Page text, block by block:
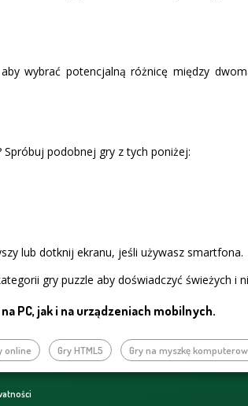
wybrać potencjalną różnicę między
Spróbuj podobnej gry z tych poniżej:
lub dotknij ekranu, jeśli używasz smartfona.
gry puzzle aby doświadczyć świeżych i
PC, jak i na urządzeniach mobilnych.
online Gry HTML5 Gry na myszkę